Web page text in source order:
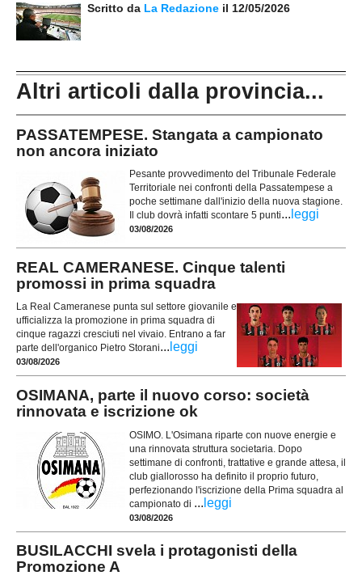
Scritto da La Redazione il 12/05/2026
Altri articoli dalla provincia...
PASSATEMPESE. Stangata a campionato
non ancora iniziato
Pesante provvedimento del Tribunale Federale
Territoriale nei confronti della Passatempese a
poche settimane dall'inizio della nuova stagione.
Il club dovrà infatti scontare 5 punti... leggi
03/08/2026
REAL CAMERANESE. Cinque talenti
promossi in prima squadra
La Real Cameranese punta sul settore giovanile e
ufficializza la promozione in prima squadra di
cinque ragazzi cresciuti nel vivaio. Entrano a far
parte dell'organico Pietro Storani... leggi
03/08/2026
OSIMANA, parte il nuovo corso: società
rinnovata e iscrizione ok
OSIMO. L'Osimana riparte con nuove energie e
una rinnovata struttura societaria. Dopo
settimane di confronti, trattative e grande attesa, il
club giallorosso ha definito il proprio futuro,
perfezionando l'iscrizione della Prima squadra al
campionato di ... leggi
03/08/2026
BUSILACCHI svela i protagonisti della
Promozione A